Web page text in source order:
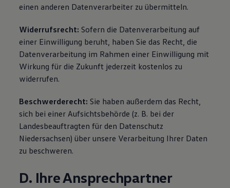
einen anderen Datenverarbeiter zu übermitteln.
Widerrufsrecht:Sofern die Datenverarbeitung auf
einer Einwilligung beruht, haben Sie das Recht, die
Datenverarbeitung im Rahmen einer Einwilligung mit
Wirkung für die Zukunft jederzeit kostenlos zu
widerrufen.
Beschwerderecht:Sie haben außerdem das Recht,
sich bei einer Aufsichtsbehörde(z. B. bei der
Landesbeauftragten für den Datenschutz
Niedersachsen) über unsere Verarbeitung Ihrer Daten
zu beschweren.
D. Ihre Ansprechpartner